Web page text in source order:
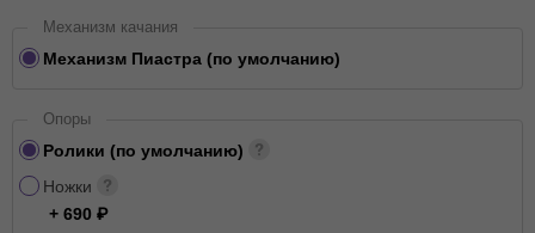
Механизм качания
Механизм Пиастра (по умолчанию)
Опоры
Ролики (по умолчанию)
Ножки
+ 690